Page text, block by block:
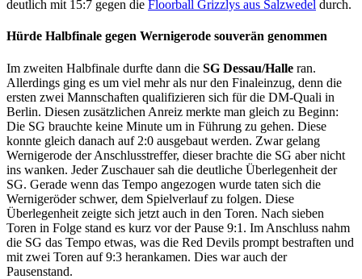
deutlich mit 15:7 gegen die Floorball Grizzlys aus Salzwedel durch.
Hürde Halbfinale gegen Wernigerode souverän genommen
Im zweiten Halbfinale durfte dann die SG Dessau/Halle ran.
Allerdings ging es um viel mehr als nur den Finaleinzug, denn die
ersten zwei Mannschaften qualifizieren sich für die DM-Quali in
Berlin. Diesen zusätzlichen Anreiz merkte man gleich zu Beginn:
Die SG brauchte keine Minute um in Führung zu gehen. Diese
konnte gleich danach auf 2:0 ausgebaut werden. Zwar gelang
Wernigerode der Anschlusstreffer, dieser brachte die SG aber nicht
ins wanken. Jeder Zuschauer sah die deutliche Überlegenheit der
SG. Gerade wenn das Tempo angezogen wurde taten sich die
Wernigeröder schwer, dem Spielverlauf zu folgen. Diese
Überlegenheit zeigte sich jetzt auch in den Toren. Nach sieben
Toren in Folge stand es kurz vor der Pause 9:1. Im Anschluss nahm
die SG das Tempo etwas, was die Red Devils prompt bestraften und
mit zwei Toren auf 9:3 herankamen. Dies war auch der
Pausenstand.